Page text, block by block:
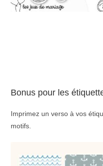
Bonus pour les
Imprimez un verso à vos
motifs.